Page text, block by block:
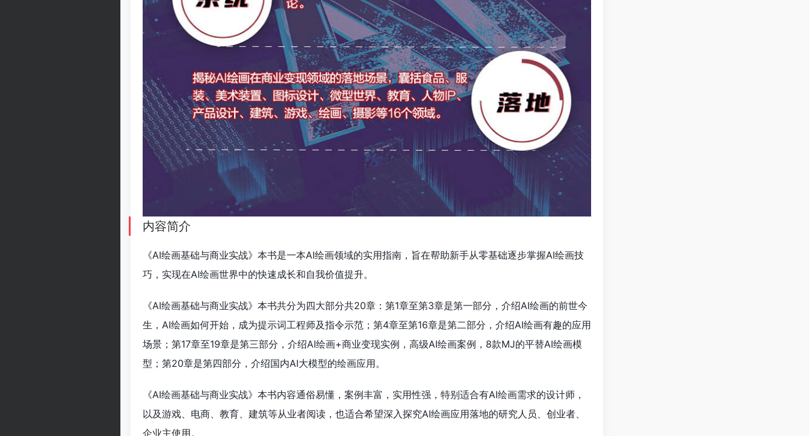
内容简介
《AI绘画基础与商业实战》本书是一本AI绘画领域的实用指南，旨在帮助新手从零基础逐步掌握AI绘画技
巧，实现在AI绘画世界中的快速成长和自我价值提升。
《AI绘画基础与商业实战》本书共分为四大部分共20章：第1章至第3章是第一部分，介绍AI绘画的前世今
生，AI绘画如何开始，成为提示词工程师及指令示范；第4章至第16章是第二部分，介绍AI绘画有趣的应用
场景；第17章至19章是第三部分，介绍AI绘画+商业变现实例，高级AI绘画案例，8款MJ的平替AI绘画模
型；第20章是第四部分，介绍国内AI大模型的绘画应用。
《AI绘画基础与商业实战》本书内容通俗易懂，案例丰富，实用性强，特别适合有AI绘画需求的设计师，
以及游戏、电商、教育、建筑等从业者阅读，也适合希望深入探究AI绘画应用落地的研究人员、创业者、
企业主使用。